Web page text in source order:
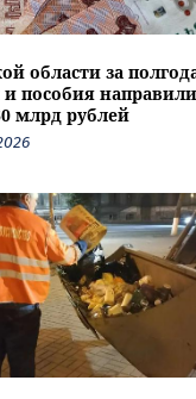
области за
и пособия направили
млрд рублей